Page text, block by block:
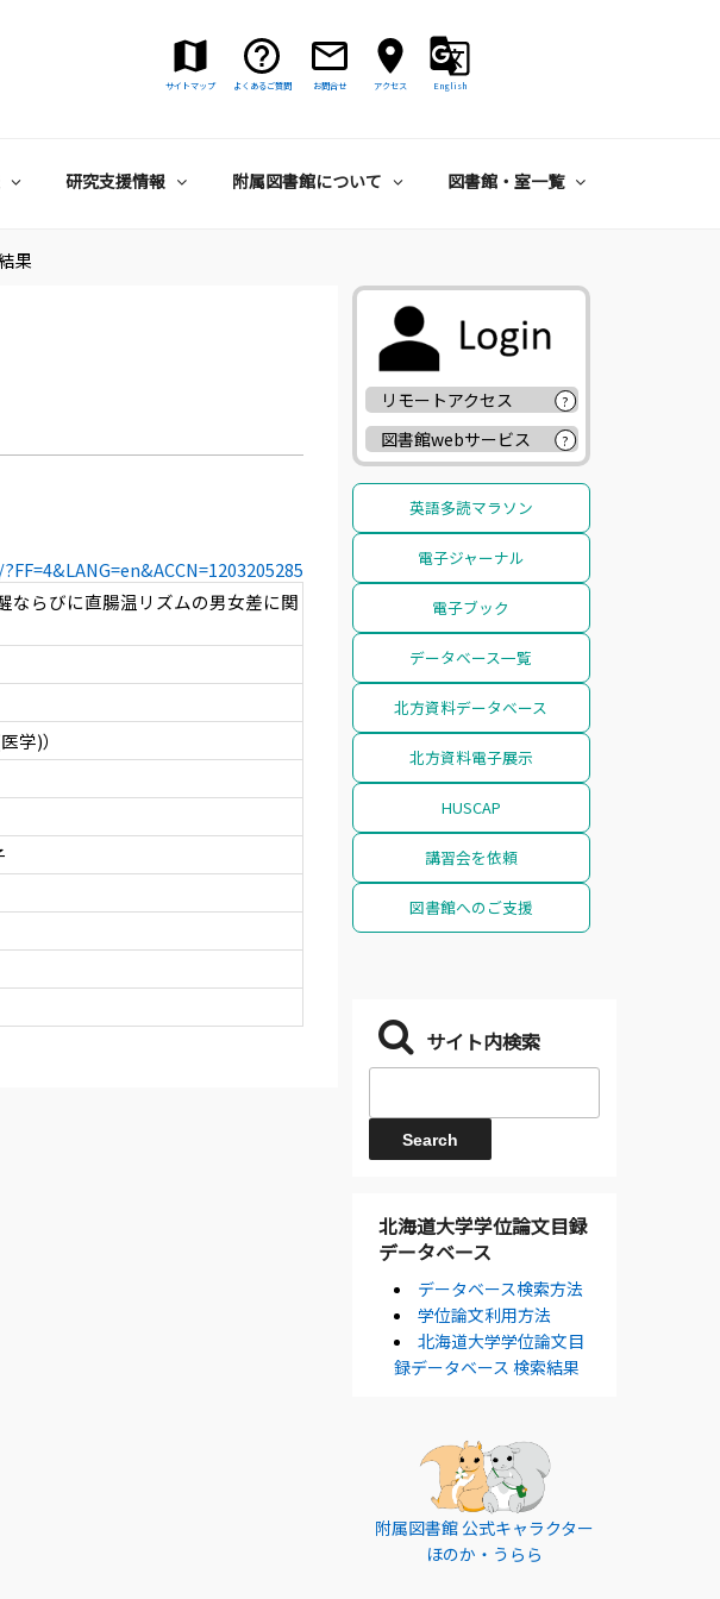
サイトマップ よくあるご質問 お問合せ アクセス English
研究支援情報 附属図書館について 図書館・室一覧
果
ならびに直腸温リズムの男女差に関
学)）
リモートアクセス ?
図書館webサービス ?
英語多読マラソン
電子ジャーナル
電子ブック
データベース一覧
北方資料データベース
北方資料電子展示
HUSCAP
講習会を依頼
図書館へのご支援
サイト内検索
北海道大学学位論文目録
データベース
データベース検索方法
学位論文利用方法
北海道大学学位論文目
録データベース 検索結果
附属図書館 公式キャラクター
ほのか・うらら